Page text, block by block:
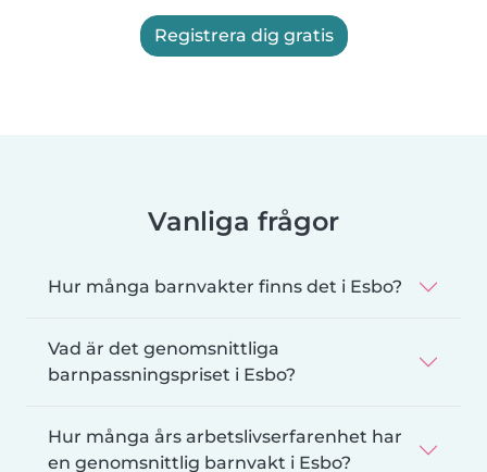
Registrera dig gratis
Vanliga frågor
Hur många barnvakter finns det i Esbo?
Vad är det genomsnittliga
barnpassningspriset i Esbo?
Hur många års arbetslivserfarenhet har
en genomsnittlig barnvakt i Esbo?